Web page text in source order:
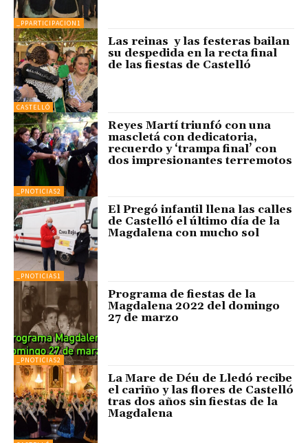
_PPARTICIPACION1
CASTELLÓ
Las reinas y las festeras bailan
su despedida en la recta final
de las fiestas de Castelló
_PNOTICIAS2
Reyes Martí triunfó con una
mascletá con dedicatoria,
recuerdo y ‘trampa final’ con
dos impresionantes terremotos
_PNOTICIAS1
El Pregó infantil llena las calles
de Castelló el último día de la
Magdalena con mucho sol
_PNOTICIAS2
Programa de fiestas de la
Magdalena 2022 del domingo
27 de marzo
La Mare de Déu de Lledó recibe
el cariño y las flores de Castelló
tras dos años sin fiestas de la
Magdalena